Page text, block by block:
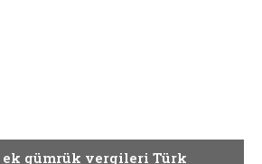
ek gümrük vergileri Türk